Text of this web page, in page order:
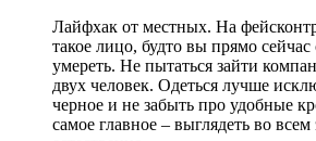
Лайфхак от местных. На
такое лицо, будто вы прямо сейчас
умереть. Не пытаться зайти
двух человек. Одеться лучше
черное и не забыть про удобные
самое главное – выглядеть во всем